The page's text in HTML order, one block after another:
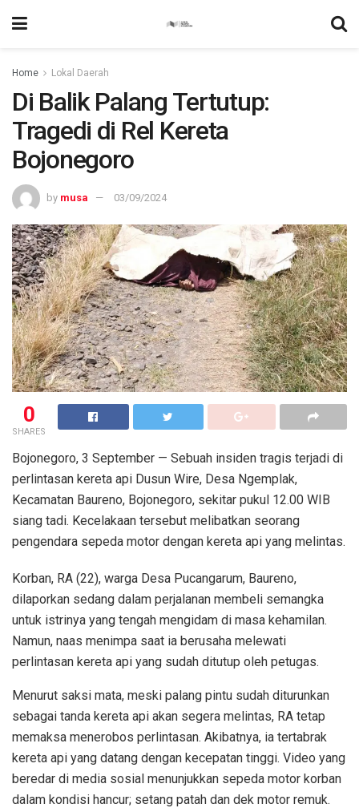
Home Lokal Daerah
Di Balik Palang Tertutup:
Tragedi di Rel Kereta
Bojonegoro
by musa 03/09/2024
0
SHARES
Bojonegoro, 3 September — Sebuah insiden tragis terjadi di
perlintasan kereta api Dusun Wire, Desa Ngemplak,
Kecamatan Baureno, Bojonegoro, sekitar pukul 12.00 WIB
siang tadi. Kecelakaan tersebut melibatkan seorang
pengendara sepeda motor dengan kereta api yang melintas.
Korban, RA (22), warga Desa Pucangarum, Baureno,
dilaporkan sedang dalam perjalanan membeli semangka
untuk istrinya yang tengah mengidam di masa kehamilan.
Namun, naas menimpa saat ia berusaha melewati
perlintasan kereta api yang sudah ditutup oleh petugas.
Menurut saksi mata, meski palang pintu sudah diturunkan
sebagai tanda kereta api akan segera melintas, RA tetap
memaksa menerobos perlintasan. Akibatnya, ia tertabrak
kereta api yang datang dengan kecepatan tinggi. Video yang
beredar di media sosial menunjukkan sepeda motor korban
dalam kondisi hancur; setang patah dan dek motor remuk.